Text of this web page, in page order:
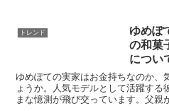
トレンド
ゆめぽ
の和菓
につい
ゆめぽての実家はお金持ちなのか、
ょうか。人気モデルとして活躍す
まな憶測が飛び交っています。父親